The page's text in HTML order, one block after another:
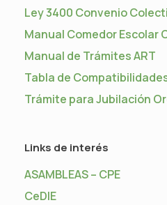
Ley 3400 Convenio
Manual Comedor Escolar
Manual de Trámites ART
Tabla de
Trámite para Jubilación
Links de interés
ASAMBLEAS – CPE
CeDIE